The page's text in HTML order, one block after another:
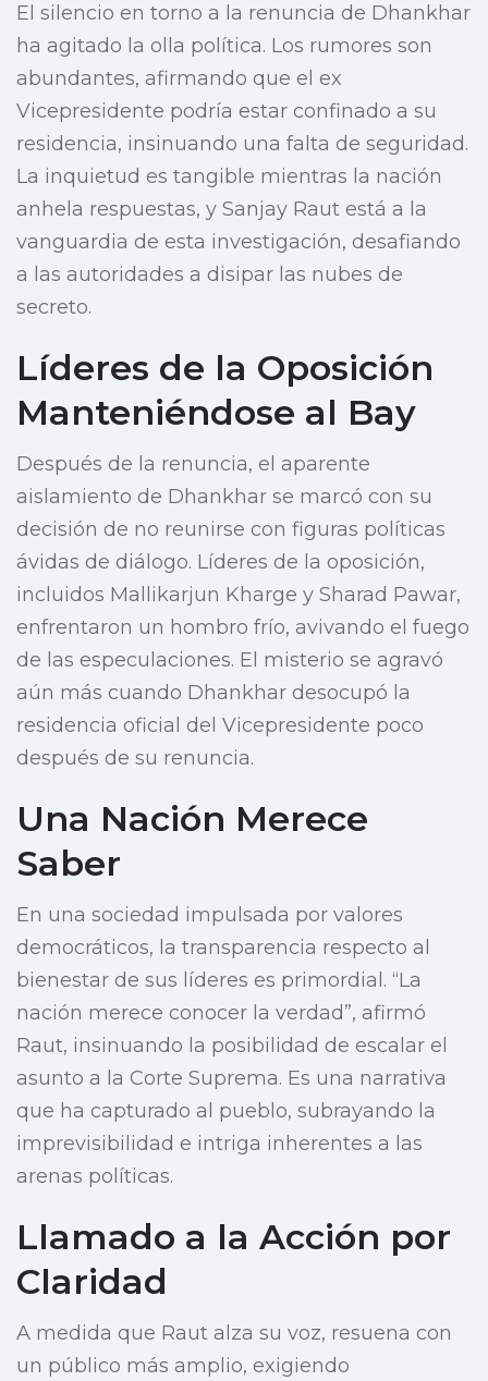
El silencio en torno a la renuncia de Dhankhar
ha agitado la olla política. Los rumores son
abundantes, afirmando que el ex
Vicepresidente podría estar confinado a su
residencia, insinuando una falta de seguridad.
La inquietud es tangible mientras la nación
anhela respuestas, y Sanjay Raut está a la
vanguardia de esta investigación, desafiando
a las autoridades a disipar las nubes de
secreto.
Líderes de la Oposición
Manteniéndose al Bay
Después de la renuncia, el aparente
aislamiento de Dhankhar se marcó con su
decisión de no reunirse con figuras políticas
ávidas de diálogo. Líderes de la oposición,
incluidos Mallikarjun Kharge y Sharad Pawar,
enfrentaron un hombro frío, avivando el fuego
de las especulaciones. El misterio se agravó
aún más cuando Dhankhar desocupó la
residencia oficial del Vicepresidente poco
después de su renuncia.
Una Nación Merece
Saber
En una sociedad impulsada por valores
democráticos, la transparencia respecto al
bienestar de sus líderes es primordial. “La
nación merece conocer la verdad”, afirmó
Raut, insinuando la posibilidad de escalar el
asunto a la Corte Suprema. Es una narrativa
que ha capturado al pueblo, subrayando la
imprevisibilidad e intriga inherentes a las
arenas políticas.
Llamado a la Acción por
Claridad
A medida que Raut alza su voz, resuena con
un público más amplio, exigiendo